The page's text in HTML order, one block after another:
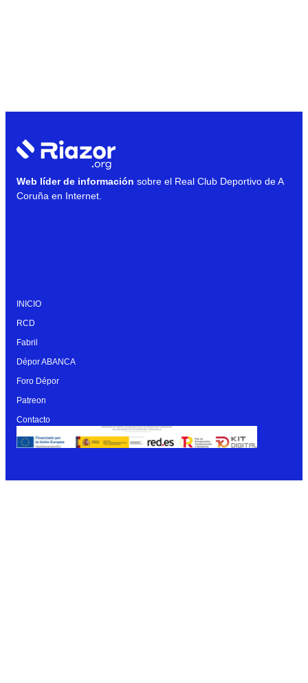
Web líder de información sobre el Real Club Deportivo de A
Coruña en Internet.
INICIO
RCD
Fabril
Dépor ABANCA
Foro Dépor
Patreon
Contacto